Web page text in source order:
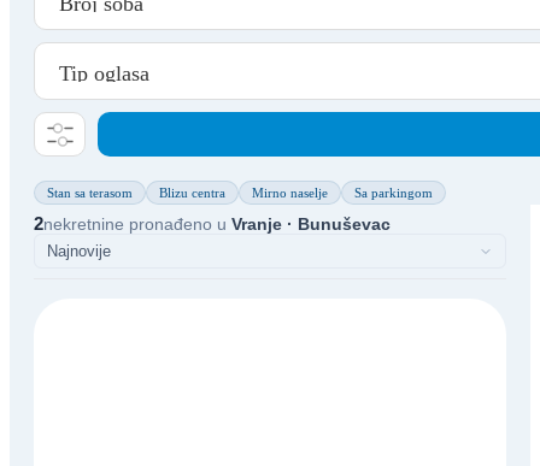
Stan sa terasom Blizu centra Mirno naselje Sa parkingom
2nekretnine pronađeno u Vranje · Bunuševac